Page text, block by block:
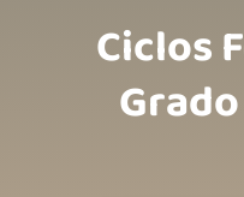
Ciclos